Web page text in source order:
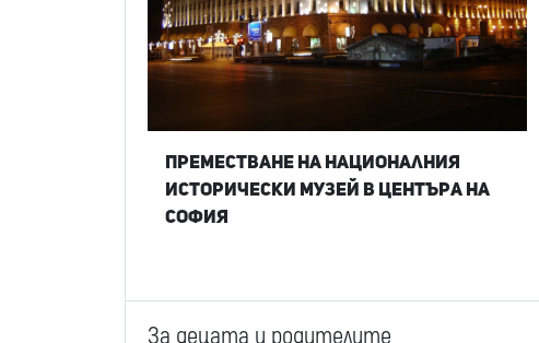
Преместване на Националния
исторически музей в центъра на
София
За децата и родителите